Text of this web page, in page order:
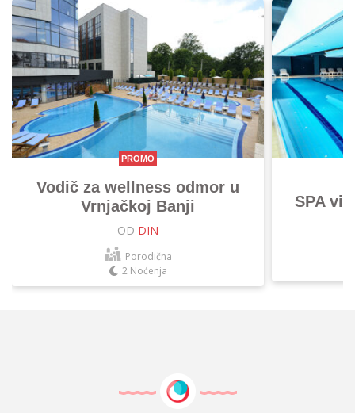
PROMO
Vodič za wellness odmor u
Vrnjačkoj Banji
OD DIN
Porodična
2 Noćenja
SPA